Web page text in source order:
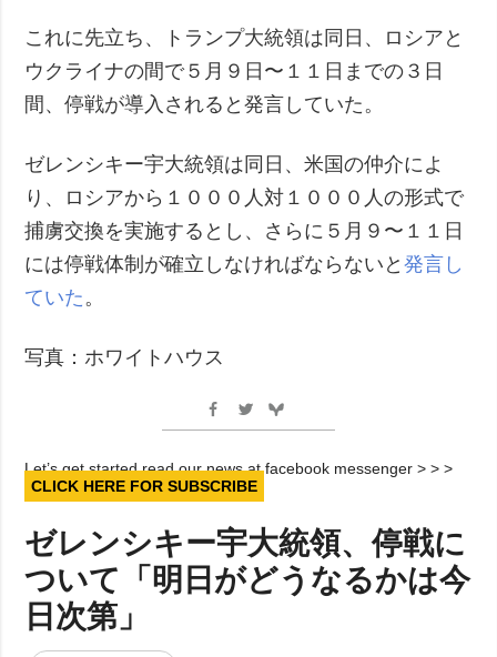
これに先立ち、トランプ大統領は同日、ロシアと
ウクライナの間で５月９日〜１１日までの３日
間、停戦が導入されると発言していた。
ゼレンシキー宇大統領は同日、米国の仲介によ
り、ロシアから１０００人対１０００人の形式で
捕虜交換を実施するとし、さらに５月９〜１１日
には停戦体制が確立しなければならないと発言し
ていた 。
写真：ホワイトハウス
Let’s get started read our news at facebook messenger > > >
CLICK HERE FOR SUBSCRIBE
ゼレンシキー宇大統領、停戦に
ついて「明日がどうなるかは今
日次第」